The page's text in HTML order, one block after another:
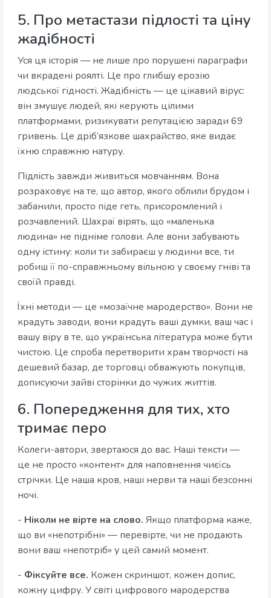
5. Про метастази підлості та ціну
жадібності
Уся ця історія — не лише про порушені параграфи
чи вкрадені роялті. Це про глибшу ерозію
людської гідності. Жадібність — це цікавий вірус:
він змушує людей, які керують цілими
платформами, ризикувати репутацією заради 69
гривень. Це дріб’язкове шахрайство, яке видає
їхню справжню натуру.
Підлість завжди живиться мовчанням. Вона
розраховує на те, що автор, якого облили брудом і
забанили, просто піде геть, присоромлений і
розчавлений. Шахраї вірять, що «маленька
людина» не підніме голови. Але вони забувають
одну істину: коли ти забираєш у людини все, ти
робиш її по-справжньому вільною у своєму гніві та
своїй правді.
Їхні методи — це «мозаїчне мародерство». Вони не
крадуть заводи, вони крадуть ваші думки, ваш час і
вашу віру в те, що українська література може бути
чистою. Це спроба перетворити храм творчості на
дешевий базар, де торговці обважують покупців,
дописуючи зайві сторінки до чужих життів.
6. Попередження для тих, хто
тримає перо
Колеги-автори, звертаюся до вас. Наші тексти —
це не просто «контент» для наповнення чиєїсь
стрічки. Це наша кров, наші нерви та наші безсонні
ночі.
- Ніколи не вірте на слово. Якщо платформа каже,
що ви «непотрібні» — перевірте, чи не продають
вони ваш «непотріб» у цей самий момент.
- Фіксуйте все. Кожен скриншот, кожен допис,
кожну цифру. У світі цифрового мародерства